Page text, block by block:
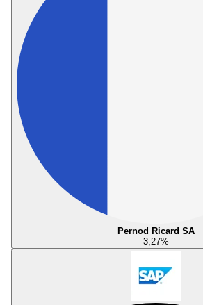
Pernod Ricard SA
3,27%